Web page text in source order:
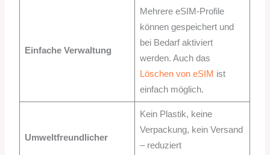
Einfache Verwaltung
Mehrere eSIM-Profile
können gespeichert und
bei Bedarf aktiviert
werden. Auch das
Löschen von eSIM ist
einfach möglich.
Umweltfreundlicher
Kein Plastik, keine
Verpackung, kein Versand
– reduziert